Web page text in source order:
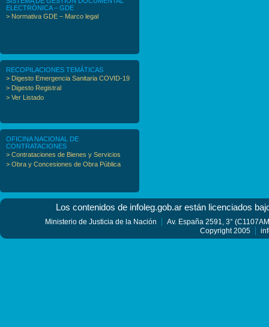
ELECTRÓNICA – GDE
> Normativa GDE – Marco legal
RECOPILACIONES TEMÁTICAS
> Digesto Emergencia Sanitaria COVID-19
> Digesto Registral
> Ver Listado
OFICINA NACIONAL DE
CONTRATACIONES
> Contrataciones de Bienes y Servicios
> Obra y Concesiones de Obra Pública
Los contenidos de infoleg.gob.ar están licenciados
Ministerio de Justicia de la Nación
Av. España 2591, 3°
Copyright 2005